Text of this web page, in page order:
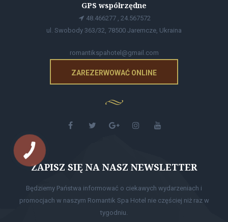
GPS współrzędne
48.466277 , 24.567572
ul. Swobody 363/32, 78500 Jaremcze, Ukraina
romantikspahotel@gmail.com
ZAREZERWOWAĆ ONLINE
ZAPISZ SIĘ NA NASZ NEWSLETTER
Będziemy Państwa informować o ciekawych wydarzeniach i
promocjach w naszym Romantik Spa Hotel nie częściej niż raz w
tygodniu.